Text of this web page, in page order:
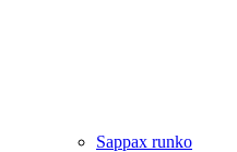
Sappax runko